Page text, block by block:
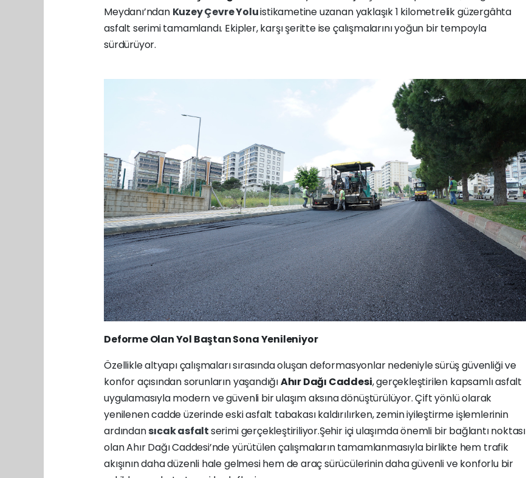
Meydanı’ndan Kuzey Çevre Yoluistikametine uzanan yaklaşık 1 kilometrelik güzergâhta
asfalt serimi tamamlandı. Ekipler, karşı şeritte ise çalışmalarını yoğun bir tempoyla
sürdürüyor.
Deforme Olan Yol Baştan Sona Yenileniyor
Özellikle altyapı çalışmaları sırasında oluşan deformasyonlar nedeniyle sürüş güvenliği ve
konfor açısından sorunların yaşandığıAhır Dağı Caddesi, gerçekleştirilen kapsamlı asfalt
uygulamasıyla modern ve güvenli bir ulaşım aksına dönüştürülüyor. Çift yönlü olarak
yenilenen cadde üzerinde eski asfalt tabakası kaldırılırken, zemin iyileştirme işlemlerinin
ardındansıcak asfaltserimi gerçekleştiriliyor.Şehir içi ulaşımda önemli bir bağlantı noktası
olan Ahır Dağı Caddesi’nde yürütülen çalışmaların tamamlanmasıyla birlikte hem trafik
akışının daha düzenli hale gelmesi hem de araç sürücülerinin daha güvenli ve konforlu bir